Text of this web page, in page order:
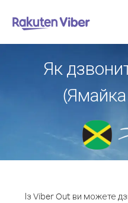
Як
(Ямайка
Із Viber Out ви можете